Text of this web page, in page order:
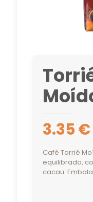
3.35€
Café Torrié
equilibrado,
cacau.